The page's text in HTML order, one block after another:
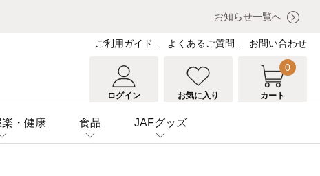
ご利用ガイド よくあるご質問 お問い合わせ
ログイン お気に入り
0
カート
・健康 食品 JAFグッズ
お知らせ一覧へ